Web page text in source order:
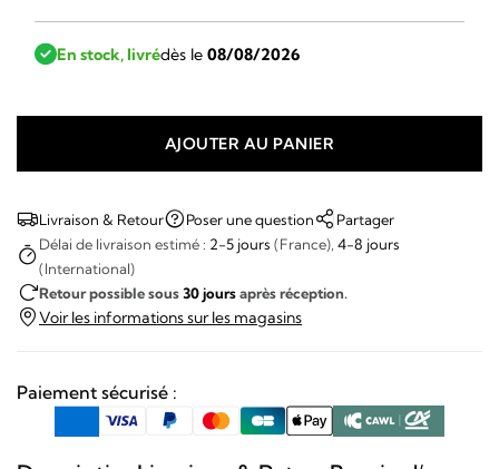
En stock, livrédès le 08/08/2026
March
Lab
AM89
Grall
AJOUTER AU PANIER
Livraison & Retour Poser une question
Partager
Délai de livraison estimé : 2-5 jours (France), 4-8 jours
(International)
Retour possible sous30 joursaprès réception.
Voir les informations sur les magasins
Paiement sécurisé :